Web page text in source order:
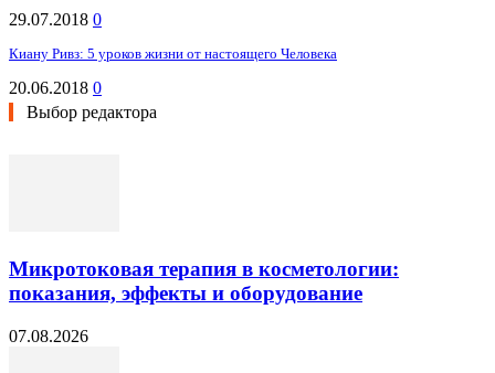
29.07.2018 0
Киану Ривз: 5 уроков жизни от настоящего Человека
20.06.2018 0
Выбор редактора
Микротоковая терапия в косметологии:
показания, эффекты и оборудование
07.08.2026